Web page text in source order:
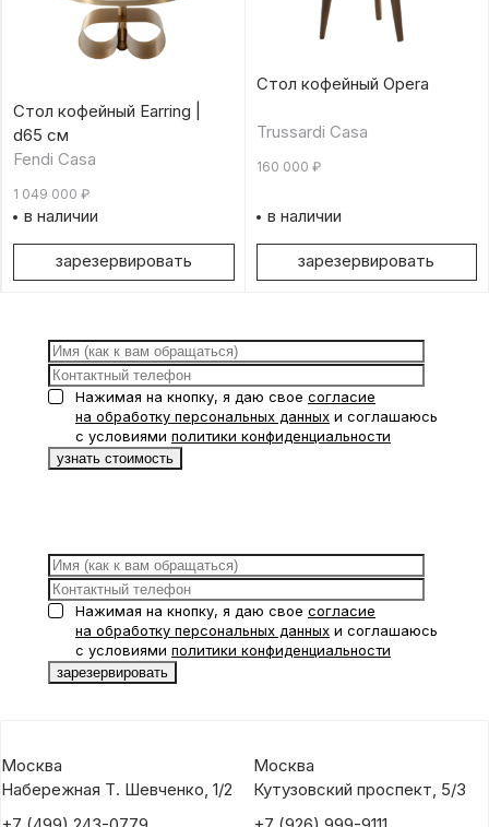
Стол кофейный Earring |
d65 см
Fendi Casa
1 049 000 ₽
в наличии
зарезервировать
Стол кофейный Opera
Trussardi Casa
160 000 ₽
в наличии
зарезервировать
Нажимая на кнопку, я даю свое согласие
на обработку персональных данных и соглашаюсь
с условиями политики конфиденциальности
Нажимая на кнопку, я даю свое согласие
на обработку персональных данных и соглашаюсь
с условиями политики конфиденциальности
Москва
Набережная Т. Шевченко, 1/2
Москва
Кутузовский проспект, 5/3